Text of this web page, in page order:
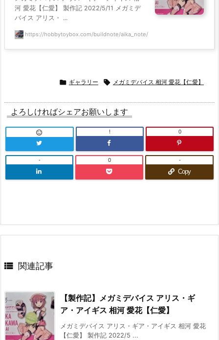
河 愛花【仁愛】 製作記 2022/5/11 メガミデ
バイス アリス・ ...
https://hobbytoybox.com/buildnote/aika_note/
 ギャラリー  メガミデバイス 相河 愛花【仁愛】
よろしければシェアお願いします
 ! 0
- 0
Copy
-
 関連記事
【製作記】メガミデバイス アリス・ギ
ア・アイギス 相河 愛花【仁愛】
メガミデバイス アリス・ギア・アイギス 相河 愛花
【仁愛】 製作記 2022/5 ...